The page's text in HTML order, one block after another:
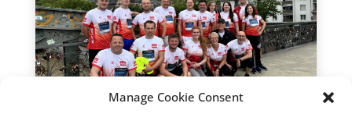
Manage Cookie Consent